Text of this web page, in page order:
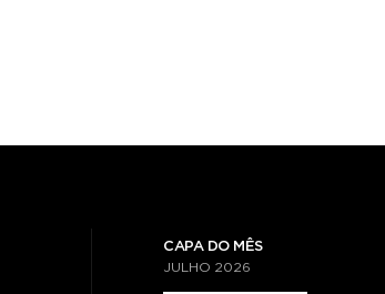
CAPA DO MÊS
JULHO 2026